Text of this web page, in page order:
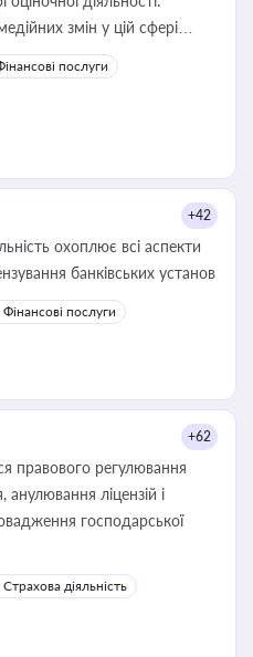
змін у цій сфері
керівника, юриста або
приватизації, оренди
угод і перевірки
послуги
+42
охоплює всі аспекти
банківських установ
Фінансові послуги
+62
правового регулювання
ліцензій і
господарської
Страхова діяльність